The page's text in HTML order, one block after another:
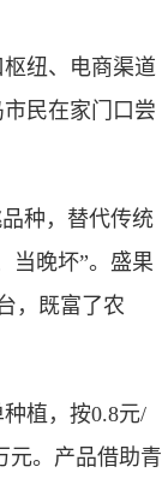
纽、电商渠道
民在家门口尝
种，替代传统
当晚坏”。盛果
，既富了农
植，按0.8元/
元。产品借助青